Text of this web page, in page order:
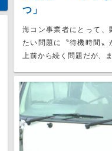
つ」
海コン事業者にとって、
たい問題に〝待機時間〟
上前から続く問題だが、